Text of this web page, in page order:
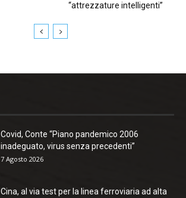
“attrezzature intelligenti”
Covid, Conte “Piano pandemico 2006
inadeguato, virus senza precedenti”
7 Agosto 2026
Cina, al via test per la linea ferroviaria ad alta